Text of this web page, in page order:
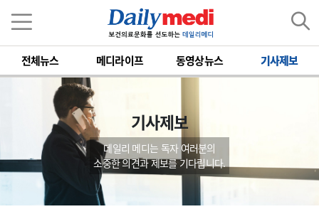
전체뉴스 메디라이프 동영상뉴스 기사제보
기사제보
데일리 메디는 독자 여러분의
소중한 의견과 제보를 기다립니다.